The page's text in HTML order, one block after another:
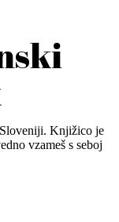
Knjižico je
vzameš s seboj